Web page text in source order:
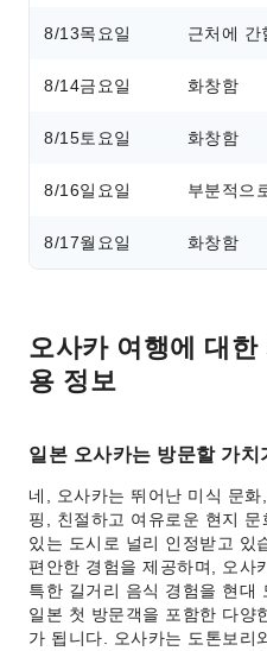
8/13목요일 근처에 간
8/14금요일 화창함
8/15토요일 화창함
8/16일요일 부분적으
8/17월요일 화창함
오사카 여행에 대
용 정보
일본 오사카는 방문할 가치
네, 오사카는 뛰어난 미식 문
핑, 친절하고 여유로운 현지
있는 도시로 널리 인정받고 있
편안한 경험을 제공하며, 오사
특한 길거리 음식 경험을 현대
일본 첫 방문객을 포함한 다양
가 됩니다. 오사카는 도톤보리